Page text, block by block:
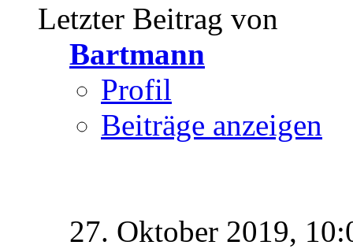
Letzter Beitrag von
Bartmann
Profil
Beiträge anzeigen
27. Oktober 2019,